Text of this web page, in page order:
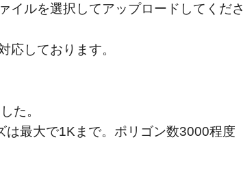
イルを選択してアップロードしてくださ
しております。
た。
大で1Kまで。ポリゴン数3000程度